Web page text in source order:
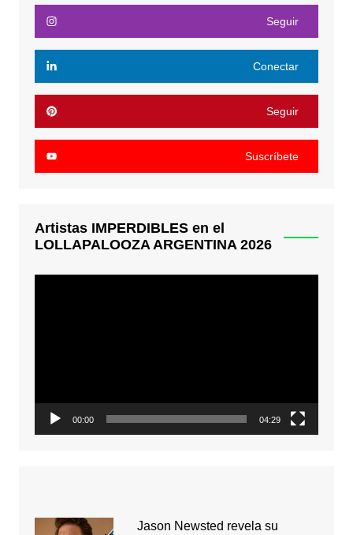
Seguir
Conectar
Seguir
Suscríbete
Artistas IMPERDIBLES en el
LOLLAPALOOZA ARGENTINA 2026
00:00 04:29
Jason Newsted revela su